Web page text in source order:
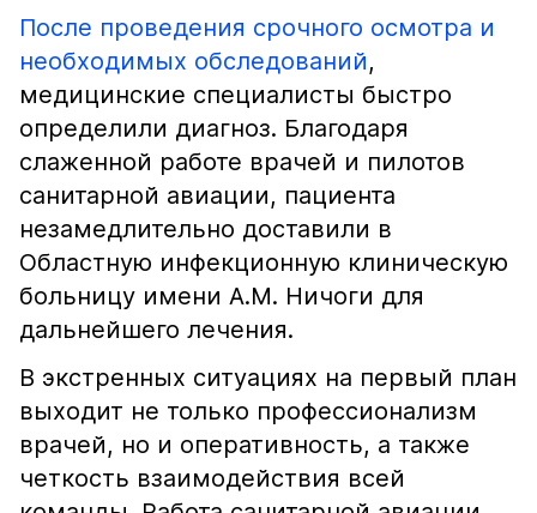
После проведения срочного осмотра и
необходимых обследований,
медицинские специалисты быстро
определили диагноз. Благодаря
слаженной работе врачей и пилотов
санитарной авиации, пациента
незамедлительно доставили в
Областную инфекционную клиническую
больницу имени А.М. Ничоги для
дальнейшего лечения.
В экстренных ситуациях на первый план
выходит не только профессионализм
врачей, но и оперативность, а также
четкость взаимодействия всей